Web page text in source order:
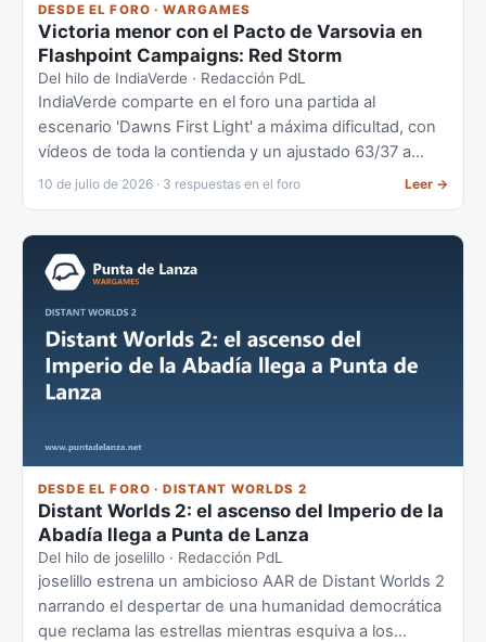
DESDE EL FORO · WARGAMES
Victoria menor con el Pacto de Varsovia en
Flashpoint Campaigns: Red Storm
Del hilo de IndiaVerde · Redacción PdL
IndiaVerde comparte en el foro una partida al
escenario 'Dawns First Light' a máxima dificultad, con
vídeos de toda la contienda y un ajustado 63/37 a
favor del Bando Rojo.
10 de julio de 2026 · 3 respuestas en el foro Leer →
DESDE EL FORO · DISTANT WORLDS 2
Distant Worlds 2: el ascenso del Imperio de la
Abadía llega a Punta de Lanza
Del hilo de joselillo · Redacción PdL
joselillo estrena un ambicioso AAR de Distant Worlds 2
narrando el despertar de una humanidad democrática
que reclama las estrellas mientras esquiva a los